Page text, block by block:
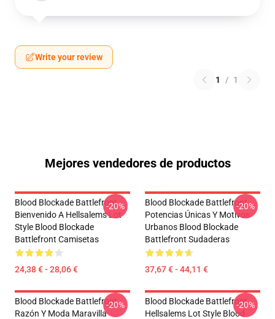
Write your review
1 / 1
Mejores vendedores de productos
Blood Blockade Battlefront
Bienvenido A Hellsalems Lot
Style Blood Blockade
Battlefront Camisetas
24,38 € - 28,06 €
-20%
Blood Blockade Battlefront
Potencias Únicas Y Motivos
Urbanos Blood Blockade
Battlefront Sudaderas
37,67 € - 44,11 €
-20%
Blood Blockade Battlefront
Razón Y Moda Maravilla
-20%
Blood Blockade Battlefront
Hellsalems Lot Style Blood
-20%